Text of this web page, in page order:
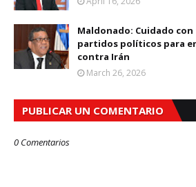
Maldonado: Cuidado
partidos políticos para
contra Irán
March 26, 2026
PUBLICAR UN COMENTARIO
0 Comentarios